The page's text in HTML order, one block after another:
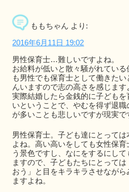
ももちゃん より:
2016年6月11日 19:02
男性保育士…難しいですよね。
お給料が低いと散々騒がれてい
も男性でも保育士として働きた
んいますので志の高さを感じます
実際結婚したら金銭的に子ども
いということで、やむを得ず退
が多いことも悲しいですが現実で
男性保育士。子ども達にとって
よね。高い高いをしても女性保
う景色ですし、なにをするにし
ますので、子どもたちにとって
おう」と目をキラキラさせなが
ますよね。